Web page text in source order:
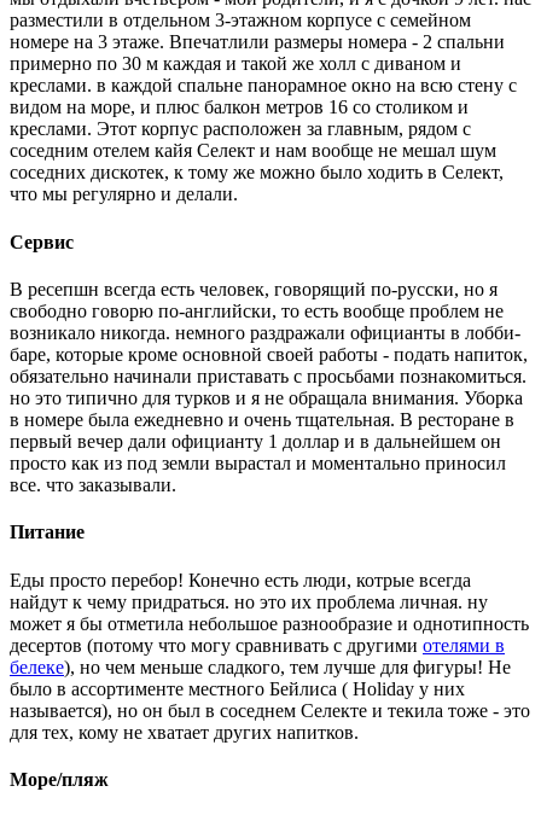
разместили в отдельном 3-этажном корпусе с семейном
номере на 3 этаже. Впечатлили размеры номера - 2 спальни
примерно по 30 м каждая и такой же холл с диваном и
креслами. в каждой спальне панорамное окно на всю стену с
видом на море, и плюс балкон метров 16 со столиком и
креслами. Этот корпус расположен за главным, рядом с
соседним отелем кайя Селект и нам вообще не мешал шум
соседних дискотек, к тому же можно было ходить в Селект,
что мы регулярно и делали.
Сервис
В ресепшн всегда есть человек, говорящий по-русски, но я
свободно говорю по-английски, то есть вообще проблем не
возникало никогда. немного раздражали официанты в лобби-
баре, которые кроме основной своей работы - подать напиток,
обязательно начинали приставать с просьбами познакомиться.
но это типично для турков и я не обращала внимания. Уборка
в номере была ежедневно и очень тщательная. В ресторане в
первый вечер дали официанту 1 доллар и в дальнейшем он
просто как из под земли вырастал и моментально приносил
все. что заказывали.
Питание
Еды просто перебор! Конечно есть люди, котрые всегда
найдут к чему придраться. но это их проблема личная. ну
может я бы отметила небольшое разнообразие и однотипность
десертов (потому что могу сравнивать с другими отелями в
белеке), но чем меньше сладкого, тем лучше для фигуры! Не
было в ассортименте местного Бейлиса ( Holiday у них
называется), но он был в соседнем Селекте и текила тоже - это
для тех, кому не хватает других напитков.
Море/пляж